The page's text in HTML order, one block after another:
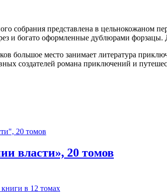
собрания представлена в цельнокожаном
и богато оформленные дублюрами форзацы.
большое место занимает литература
создателей романа приключений и
власти», 20 томов